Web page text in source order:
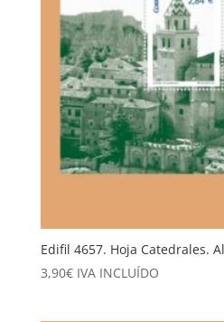
Edifil 4657. Hoja Catedrales.
3,90€ IVA INCLUÍDO